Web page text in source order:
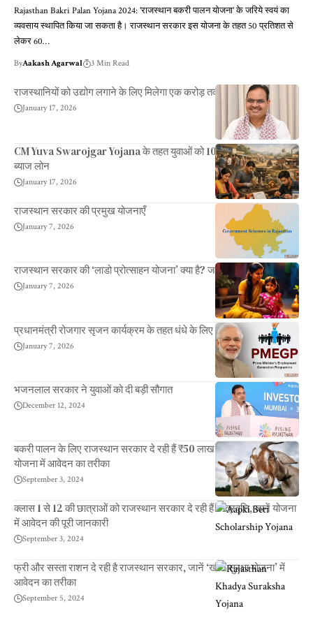
Rajasthan Bakri Palan Yojana 2024: 'राजस्थान बकरी पालन योजना' के जरिये स्वयं का
व्यवसाय स्थापित किया जा सकता है। राजस्थान सरकार इस योजना के तहत 50 प्रतिशत से
लेकर 60…
ByAakash Agarwal 3 Min Read
राजस्थानियों को उद्योग लगाने के लिए मिलेगा एक करोड़ तक का ऋण
January 17, 2026
CM Yuva Swarojgar Yojana के तहत युवाओं को 10 लाख तक का बिना
ब्याज लोन
January 17, 2026
राजस्थान सरकार की प्रमुख योजनाएँ
January 7, 2026
राजस्थान सरकार की ‘लाडो प्रोत्साहन योजना’ क्या है? जानें कैसे मिलेगा फायदा
January 7, 2026
प्रधानमंत्री रोजगार सृजन कार्यक्रम के तहत धंधे के लिए लाखों का ऋण
January 7, 2026
भजनलाल सरकार ने युवाओं को दी बड़ी सौगात
December 12, 2024
बकरी पालन के लिए राजस्थान सरकार दे रही हैं ₹50 लाख तक का लोन, जानें
योजना में आवेदन का तरीका
September 3, 2024
क्लास 1 से 12 की छात्राओं को राजस्थान सरकार दे रही हैं छात्रवृत्ति, जानें योजना
में आवेदन की पूरी जानकारी
September 3, 2024
फ्री और सस्ता राशन दे रही है राजस्थान सरकार, जानें ‘खाद्य सुरक्षा योजना’ में
आवेदन का तरीका
September 5, 2024